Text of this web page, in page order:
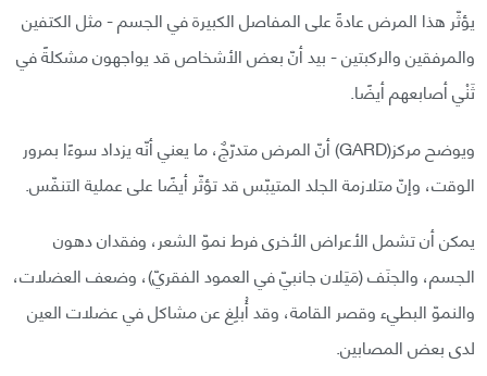
يؤثّر هذا المرض عادةً على المفاصل الكبيرة في الجسم - مثل الكتفين
والمرفقين والركبتين - بيد أنّ بعض الأشخاص قد يواجهون مشكلةً في
ثَنْي أصابعهم أيضًا.
ويوضح مركز(GARD) أنّ المرض متدرّجٌ، ما يعني أنّه يزداد سوءًا بمرور
الوقت، وإنّ متلازمة الجلد المتيبّس قد تؤثّر أيضًا على عملية التنفّس.
يمكن أن تشمل الأعراض الأخرى فرط نموّ الشعر، وفقدان دهون
الجسم، والجنَف (مَيَلان جانبيّ في العمود الفقريّ)، وضعف العضلات،
والنموّ البطيء وقصر القامة، وقد أُبلِغ عن مشاكل في عضلات العين
لدى بعض المصابين.